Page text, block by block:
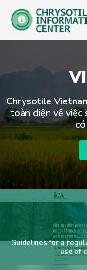
Chrysotile
toàn diện về việc
Guidelines for a
use of